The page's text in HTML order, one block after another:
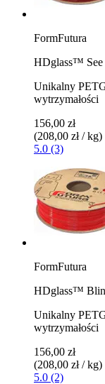
FormFutura
HDglass™ See
Unikalny
wytrzymałości
156,00 zł
(208,00 zł / kg)
5.0 (3)
FormFutura
HDglass™
Unikalny
wytrzymałości
156,00 zł
(208,00 zł / kg)
5.0 (2)